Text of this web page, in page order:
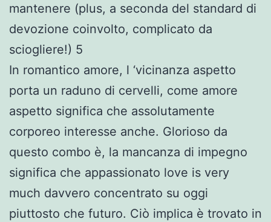
mantenere (plus, a seconda del standard di
devozione coinvolto, complicato da
sciogliere!) 5
In romantico amore, l ‘vicinanza aspetto
porta un raduno di cervelli, come amore
aspetto significa che assolutamente
corporeo interesse anche. Glorioso da
questo combo è, la mancanza di impegno
significa che appassionato love is very
much davvero concentrato su oggi
piuttosto che futuro. Ciò implica è trovato in